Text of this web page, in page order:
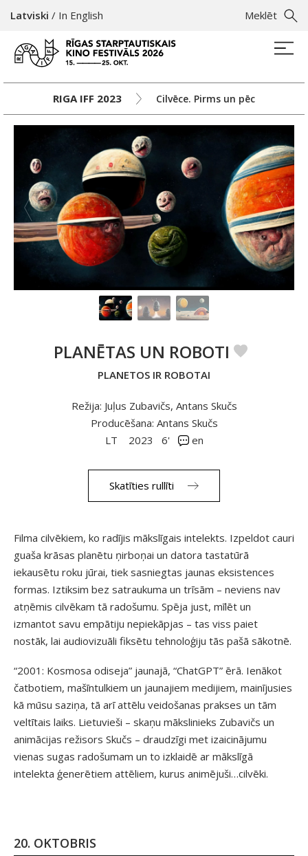
Meklēt
Latviski / In English
RIGA IFF 2023 Cilvēce. Pirms un pēc
PLANĒTAS UN ROBOTI
PLANETOS IR ROBOTAI
Režija: Juļus Zubavičs, Antans Skučs
Producēšana: Antans Skučs
LT
2023 6' en
Skatīties rullīti
Filma cilvēkiem, ko radījis mākslīgais intelekts. Izpeldot cauri
guaša krāsas planētu ņirboņai un datora tastatūrā
iekausētu roku jūrai, tiek sasniegtas jaunas eksistences
formas. Iztiksim bez satraukuma un trīsām – neviens nav
atņēmis cilvēkam tā radošumu. Spēja just, mīlēt un
izmantot savu empātiju nepiekāpjas – tas viss paiet
nostāk, lai audiovizuāli fiksētu tehnoloģiju tās pašā sākotnē.
“2001: Kosmosa odiseja” jaunajā, “ChatGPT” ērā. Ienākot
čatbotiem, mašīntulkiem un jaunajiem medijiem, mainījusies
kā mūsu saziņa, tā arī attēlu veidošanas prakses un tām
veltītais laiks. Lietuvieši – skaņu mākslinieks Zubavičs un
animācijas režisors Skučs – draudzīgi met izaicinājumu
vienas sugas radošumam un to izklaidē ar mākslīgā
intelekta ģenerētiem attēliem, kurus animējuši…cilvēki.
20. OKTOBRIS